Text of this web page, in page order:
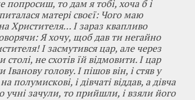
попросиш, то дам я тобі, хоча б і
матері своєї: Чого маю
Христителя… І зараз квапливо
Я хочу, щоб дав ти негайно
І засмутився цар, але через
не схотів їй відмовити. І цар
голову. І пішов він, і стяв у
полумискові, і дівчаті віддав, а дівча
учні зачули, то прийшли, і взяли його